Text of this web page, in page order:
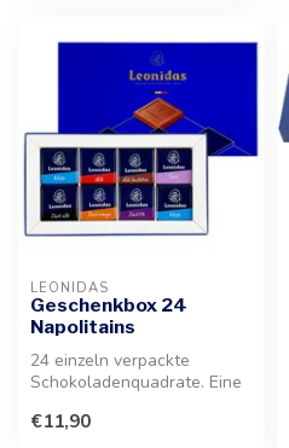
LEONIDAS
Geschenkbox 24
Napolitains
24 einzeln verpackte
Schokoladenquadrate. Eine
Kaffeepause...
€11,90